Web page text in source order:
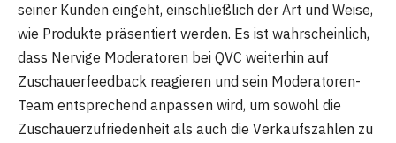
seiner Kunden eingeht, einschließlich der Art und Weise,
wie Produkte präsentiert werden. Es ist wahrscheinlich,
dass Nervige Moderatoren bei QVC weiterhin auf
Zuschauerfeedback reagieren und sein Moderatoren-
Team entsprechend anpassen wird, um sowohl die
Zuschauerzufriedenheit als auch die Verkaufszahlen zu